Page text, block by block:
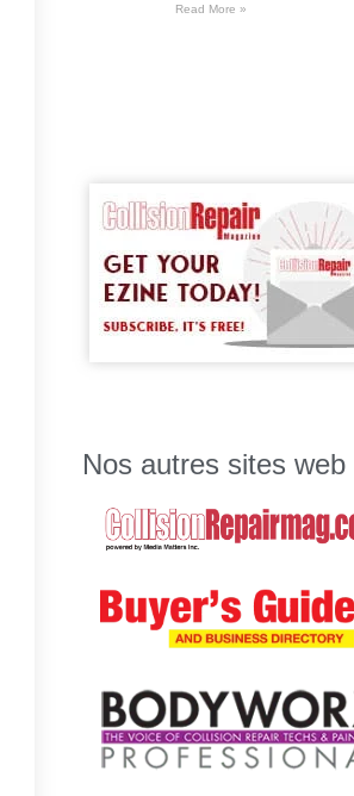
Read More »
Nos autres sites web